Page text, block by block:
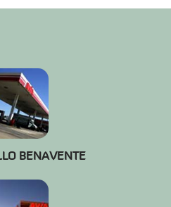
BENAVENTE